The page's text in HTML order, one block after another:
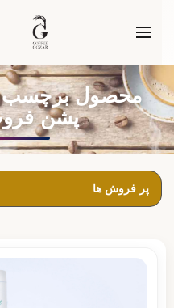
محصول برچسب
پشن